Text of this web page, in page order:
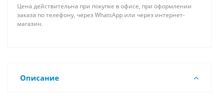
Цена действительна при покупке в офисе, при оформлении
заказа по телефону, через WhatsApp или через интернет-
магазин.
Описание